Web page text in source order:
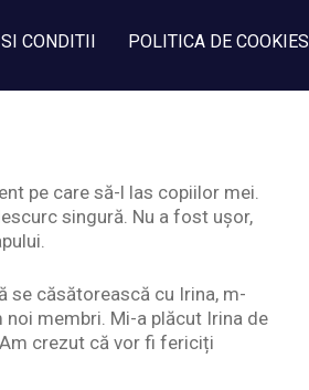
CONDITII POLITICA DE COOKIES
pe care să-l las copiilor mei.
singură. Nu a fost ușor,
se căsătorească cu Irina, m-
membri. Mi-a plăcut Irina de
crezut că vor fi fericiți